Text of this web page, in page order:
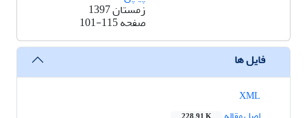
زمستان 1397
صفحه101-115
فایل ها